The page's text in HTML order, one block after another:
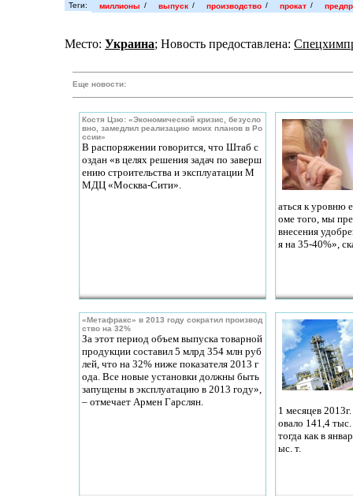
Теги: миллионы / выпуск / производство / прокат /
Место: Украина; Новость предоставлена:
Еще новости:
Костя Цзю: «Экономический кризис, безусло
вно, замедлил реализацию моих планов в Ро
ссии»
В распоряжении говорится, что Штаб с
оздан «в целях решения задач по заверш
ению строительства и эксплуатации М
МДЦ «Москва-Сити».
аться к уровню
оме того, мы
внесения
я на 35-40%»,
«Метафракс» в 2013 году сократил производ
ство на 32%
За этот период объем выпуска товарной
продукции составил 5 млрд 354 млн руб
лей, что на 32% ниже показателя 2013 г
ода. Все новые установки должны быть
запущены в эксплуатацию в 2013 году»,
– отмечает Армен Гарслян.
1 месяцев
овало 141,4
тогда как в
ыс. т.